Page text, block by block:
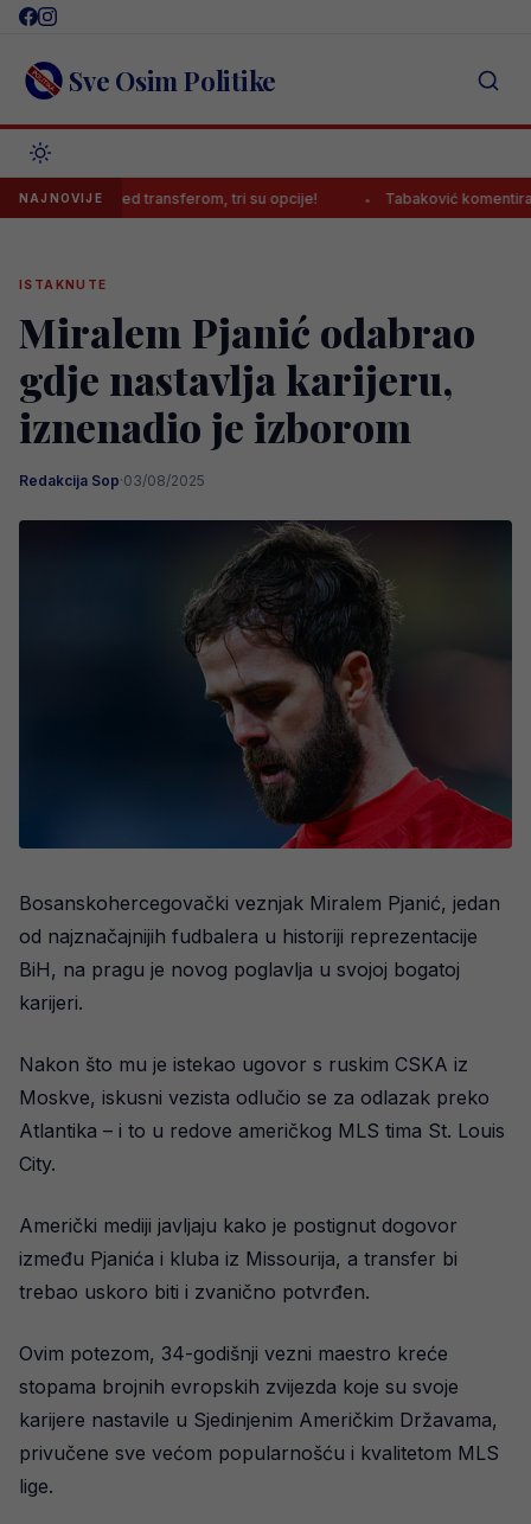
Skip
content Sve Osim Politike
NAJNOVIJE
pred transferom, tri su opcije! Tabaković komentirao
ISTAKNUTE
Miralem Pjanić odabrao
gdje nastavlja karijeru,
iznenadio je izborom
Redakcija Sop·03/08/2025
Bosanskohercegovački veznjak Miralem Pjanić, jedan
od najznačajnijih fudbalera u historiji reprezentacije
BiH, na pragu je novog poglavlja u svojoj bogatoj
karijeri.
Nakon što mu je istekao ugovor s ruskim CSKA iz
Moskve, iskusni vezista odlučio se za odlazak preko
Atlantika – i to u redove američkog MLS tima St. Louis
City.
Američki mediji javljaju kako je postignut dogovor
između Pjanića i kluba iz Missourija, a transfer bi
trebao uskoro biti i zvanično potvrđen.
Ovim potezom, 34-godišnji vezni maestro kreće
stopama brojnih evropskih zvijezda koje su svoje
karijere nastavile u Sjedinjenim Američkim Državama,
privučene sve većom popularnošću i kvalitetom MLS
lige.